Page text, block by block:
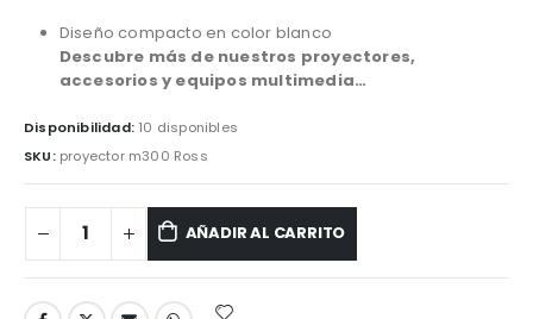
Diseño compacto en color blanco
Descubre más de nuestros proyectores,
accesorios y equipos multimedia…
Disponibilidad: 10 disponibles
SKU: proyector m300 Ross
AÑADIR AL CARRITO